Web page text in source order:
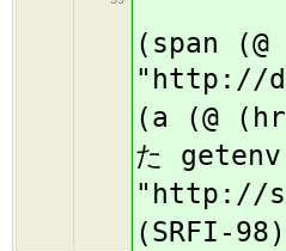
(span
"http://
(a (@
た
"http://
(SRFI-